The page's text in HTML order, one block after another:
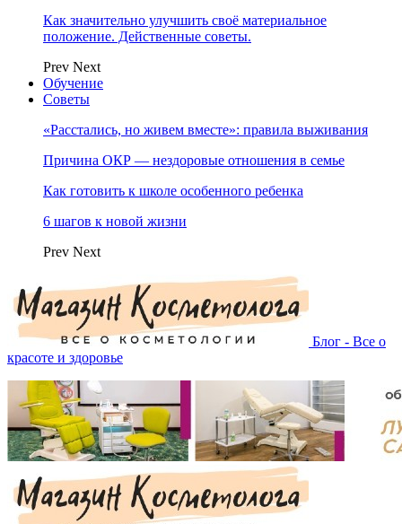
Как значительно улучшить своё материальное
положение. Действенные советы.
Prev Next
Обучение
Советы
«Расстались, но живем вместе»: правила выживания
Причина ОКР — нездоровые отношения в семье
Как готовить к школе особенного ребенка
6 шагов к новой жизни
Prev Next
Блог - Все о
красоте и здоровье